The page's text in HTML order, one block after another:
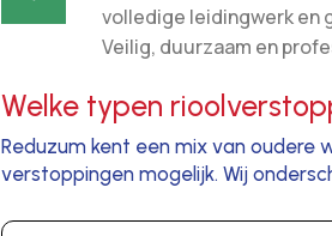
volledige leidingwerk en
Veilig, duurzaam en
Welke typen
Reduzum kent een mix van oudere
verstoppingen mogelijk. Wij